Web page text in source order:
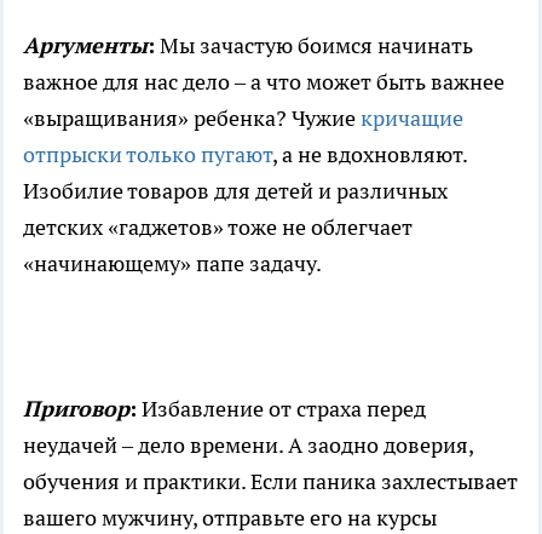
Аргументы: Мы зачастую боимся начинать
важное для нас дело – а что может быть важнее
«выращивания» ребенка? Чужиекричащие
отпрыски только пугают, а не вдохновляют.
Изобилие товаров для детей и различных
детских «гаджетов» тоже не облегчает
«начинающему» папе задачу.
Приговор: Избавление от страха перед
неудачей – дело времени. А заодно доверия,
обучения и практики. Если паника захлестывает
вашего мужчину, отправьте его на курсы